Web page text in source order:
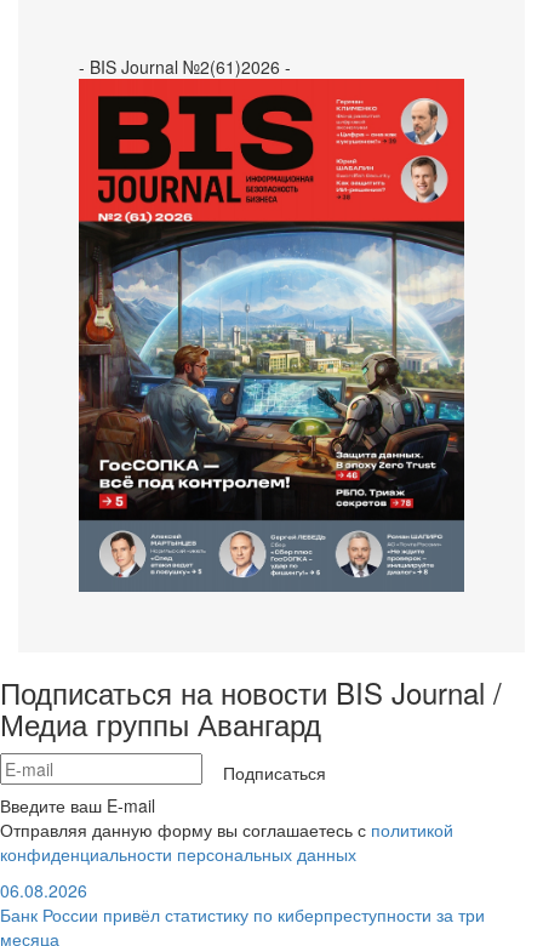
- BIS Journal №2(61)2026 -
Подписаться на новости BIS Journal /
Медиа группы Авангард
Подписаться
Введите ваш E-mail
Отправляя данную форму вы соглашаетесь с политикой
конфиденциальности персональных данных
06.08.2026
Банк России привёл статистику по киберпреступности за три
месяца